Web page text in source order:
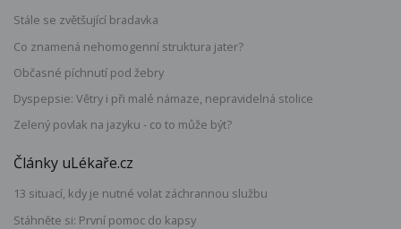
Stále se zvětšující bradavka
Co znamená nehomogenní struktura jater?
Občasné píchnutí pod žebry
Dyspepsie: Větry i při malé námaze, nepravidelná stolice
Zelený povlak na jazyku - co to může být?
Články uLékaře.cz
13 situací, kdy je nutné volat záchrannou službu
Stáhněte si: První pomoc do kapsy